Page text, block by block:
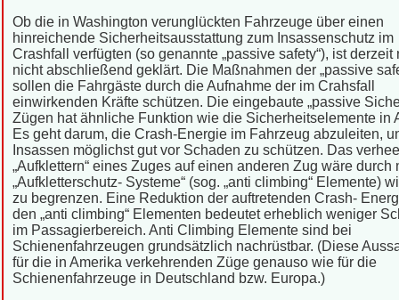
Ob die in Washington verunglückten Fahrzeuge über einen
hinreichende Sicherheitsausstattung zum Insassenschutz im
Crashfall verfügten (so genannte „passive safety“), ist derzeit
nicht abschließend geklärt. Die Maßnahmen der „passive
sollen die Fahrgäste durch die Aufnahme der im Crahsfall
einwirkenden Kräfte schützen. Die eingebaute „passive
Zügen hat ähnliche Funktion wie die Sicherheitselemente in
Es geht darum, die Crash-Energie im Fahrzeug abzuleiten,
Insassen möglichst gut vor Schaden zu schützen. Das
„Aufklettern“ eines Zuges auf einen anderen Zug wäre durch
„Aufkletterschutz- Systeme“ (sog. „anti climbing“ Elemente)
zu begrenzen. Eine Reduktion der auftretenden Crash-
den „anti climbing“ Elementen bedeutet erheblich weniger
im Passagierbereich. Anti Climbing Elemente sind bei
Schienenfahrzeugen grundsätzlich nachrüstbar. (Diese
für die in Amerika verkehrenden Züge genauso wie für die
Schienenfahrzeuge in Deutschland bzw. Europa.)